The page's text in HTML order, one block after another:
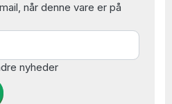
når denne vare er på
nyheder